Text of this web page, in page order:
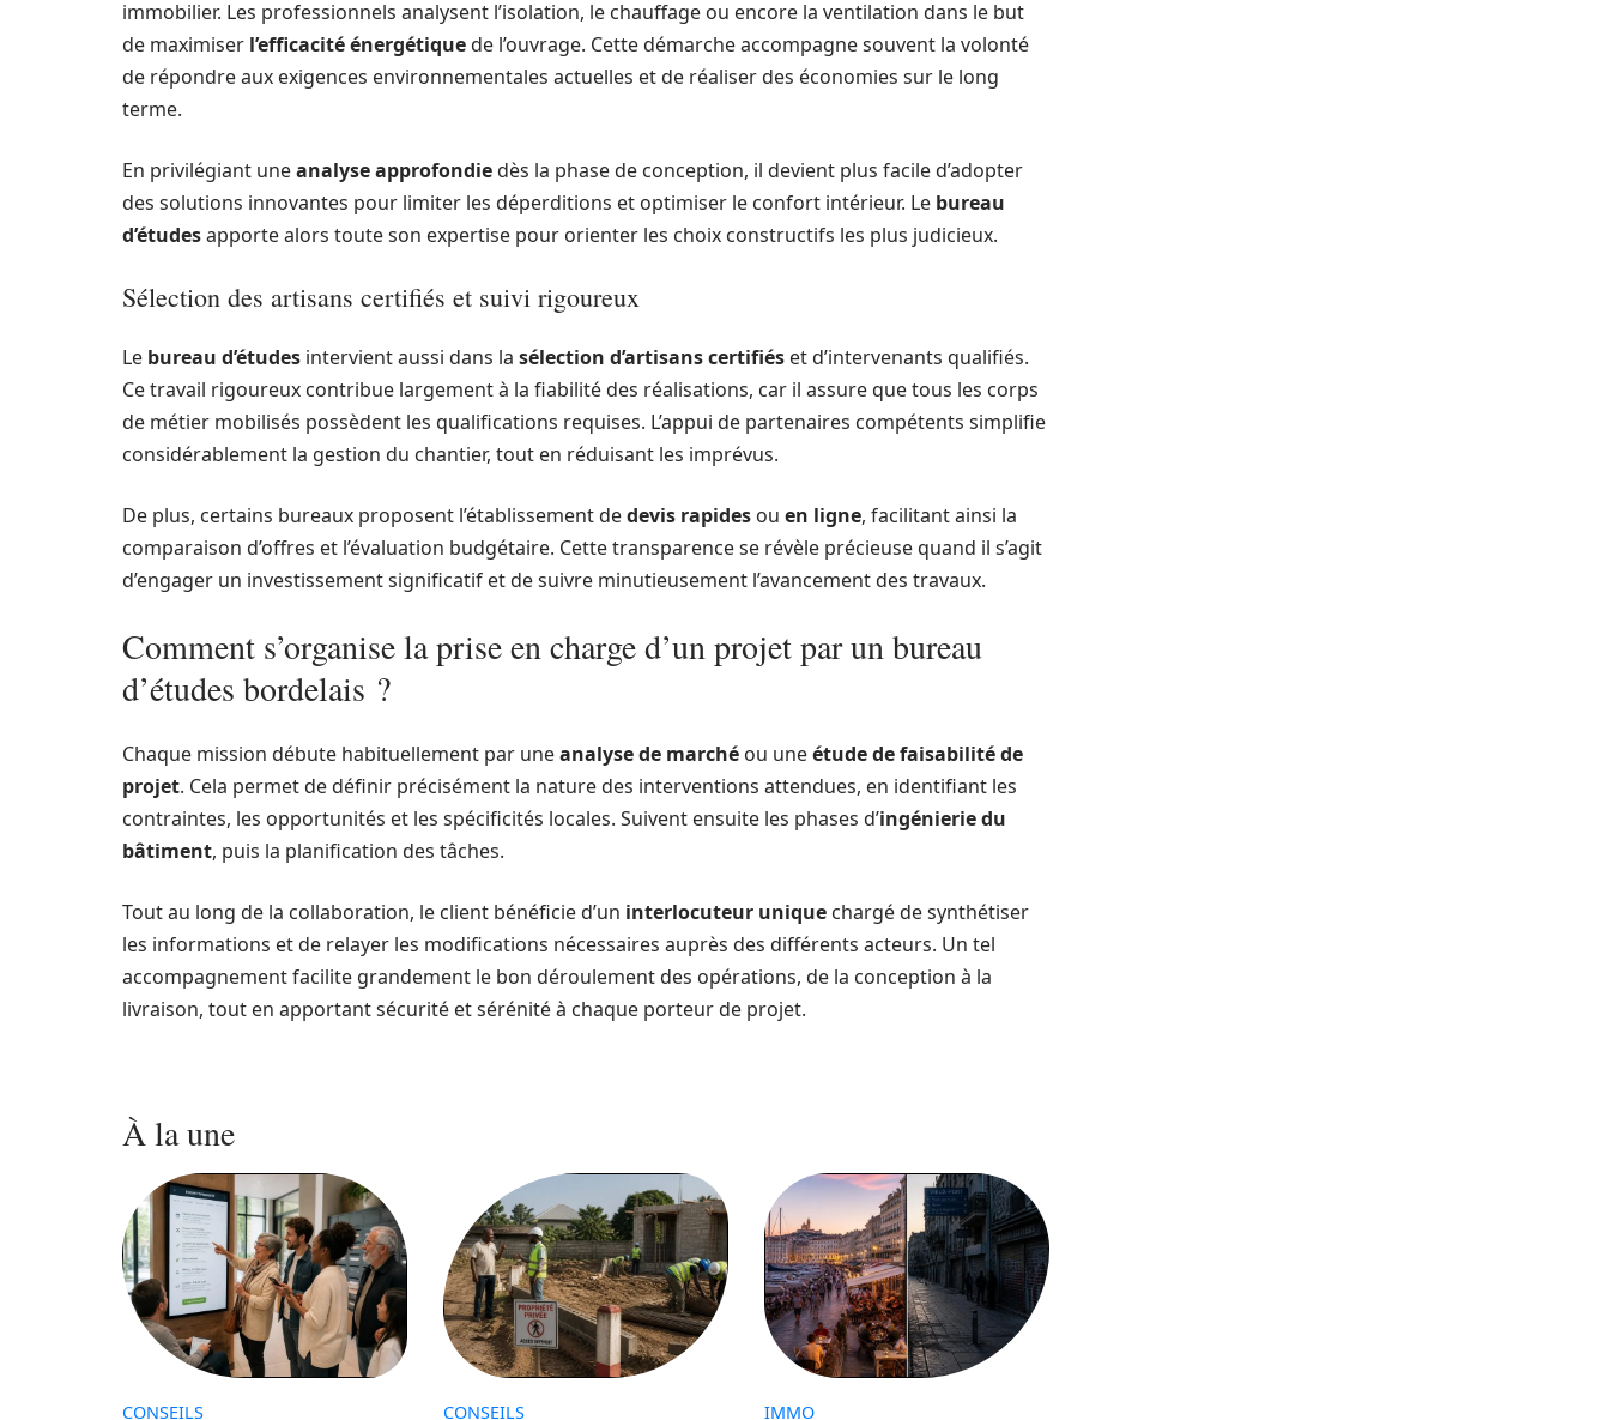
immobilier. Les professionnels analysent l’isolation, le chauffage ou encore la ventilation dans le but
de maximiser l’efficacité énergétiquede l’ouvrage. Cette démarche accompagne souvent la volonté
de répondre aux exigences environnementales actuelles et de réaliser des économies sur le long
terme.
En privilégiant uneanalyse approfondiedès la phase de conception, il devient plus facile d’adopter
des solutions innovantes pour limiter les déperditions et optimiser le confort intérieur. Le bureau
d’étudesapporte alors toute son expertise pour orienter les choix constructifs les plus judicieux.
Sélection des artisans certifiés et suivi rigoureux
Le bureau d’études intervient aussi dans la sélection d’artisans certifiés et d’intervenants qualifiés.
Ce travail rigoureux contribue largement à la fiabilité des réalisations, car il assure que tous les corps
de métier mobilisés possèdent les qualifications requises. L’appui de partenaires compétents simplifie
considérablement la gestion du chantier, tout en réduisant les imprévus.
De plus, certains bureaux proposent l’établissement dedevis rapides ou en ligne, facilitant ainsi la
comparaison d’offres et l’évaluation budgétaire. Cette transparence se révèle précieuse quand il s’agit
d’engager un investissement significatif et de suivre minutieusement l’avancement des travaux.
Comment s’organise la prise en charge d’un projet par un bureau
d’études bordelais ?
Chaque mission débute habituellement par uneanalyse de marché ou uneétude de faisabilité de
projet. Cela permet de définir précisément la nature des interventions attendues, en identifiant les
contraintes, les opportunités et les spécificités locales. Suivent ensuite les phases d’ingénierie du
bâtiment, puis la planification des tâches.
Tout au long de la collaboration, le client bénéficie d’un interlocuteur unique chargé de synthétiser
les informations et de relayer les modifications nécessaires auprès des différents acteurs. Un tel
accompagnement facilite grandement le bon déroulement des opérations, de la conception à la
livraison, tout en apportant sécurité et sérénité à chaque porteur de projet.
À la une
CONSEILS CONSEILS IMMO